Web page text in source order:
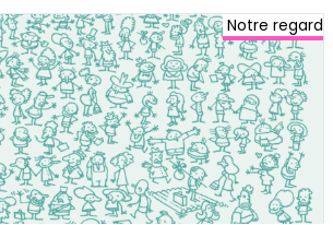
Notre regard